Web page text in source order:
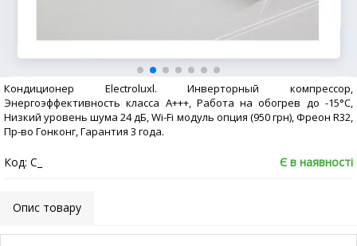
Кондиционер Electroluxl. Инверторный компрессор,
Энергоэффективность класса А+++, Работа на обогрев до -15°С,
Низкий уровень шума 24 дБ, Wi-Fi модуль опция (950 грн), Фреон R32,
Пр-во Гонконг, Гарантия 3 года.
Код: C_ Є в наявності
Опис товару